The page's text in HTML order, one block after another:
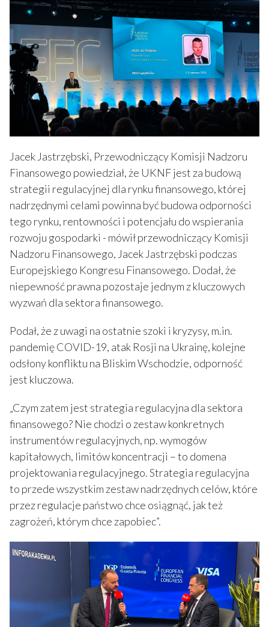
Jacek Jastrzębski, Przewodniczący Komisji Nadzoru
Finansowego powiedział, że UKNF jest za budową
strategii regulacyjnej dla rynku finansowego, której
nadrzędnymi celami powinna być budowa odporności
tego rynku, rentowności i potencjału do wspierania
rozwoju gospodarki - mówił przewodniczący Komisji
Nadzoru Finansowego, Jacek Jastrzębski podczas
Europejskiego Kongresu Finansowego. Dodał, że
niepewność prawna pozostaje jednym z kluczowych
wyzwań dla sektora finansowego.
Podał, że z uwagi na ostatnie szoki i kryzysy, m.in.
pandemię COVID-19, atak Rosji na Ukrainę, kolejne
odsłony konfliktu na Bliskim Wschodzie, odporność
jest kluczowa.
„Czym zatem jest strategia regulacyjna dla sektora
finansowego? Nie chodzi o zestaw konkretnych
instrumentów regulacyjnych, np. wymogów
kapitałowych, limitów koncentracji – to domena
projektowania regulacyjnego. Strategia regulacyjna
to przede wszystkim zestaw nadrzędnych celów, które
przez regulacje państwo chce osiągnąć, jak też
zagrożeń, którym chce zapobiec”.